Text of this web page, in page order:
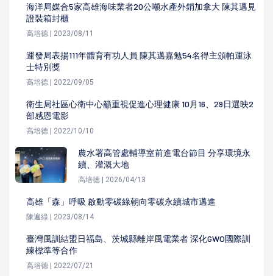
海洋局媒合5家高雄海味業者20公噸水產外銷加拿大 陳其邁見
證裝箱封櫃
高培德 | 2023/08/11
運發局表揚111年體育有功人員 陳其邁嘉勉54名得主頒帕運泳
士特別獎
高培德 | 2022/09/05
衛生局社區心衛中心籲重視促進心理健康 10月16、29日選映2
部感恩電影
高培德 | 2022/10/10
農水署高管處輔導室前進電台節目 分享環境永
續、灌溉大地
高培德 | 2026/04/13
高雄「森」呼吸 啟動零碳綠朝向零碳永續城市邁進
陳遍綠 | 2023/08/14
臺灣風訓結盟日福島、茨城縣離岸風電業者 深化GWO國際訓
練標準等合作
高培德 | 2022/07/21